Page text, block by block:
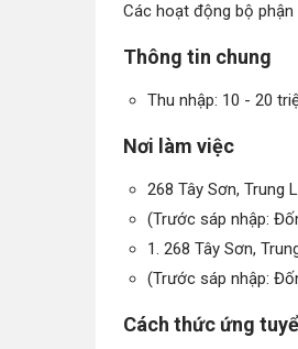
Các hoạt động bộ phận
Thông tin chung
Thu nhập: 10 - 20
Nơi làm việc
268 Tây Sơn, Trung
(Trước sáp nhập:
1. 268 Tây Sơn,
(Trước sáp nhập:
Cách thức ứng